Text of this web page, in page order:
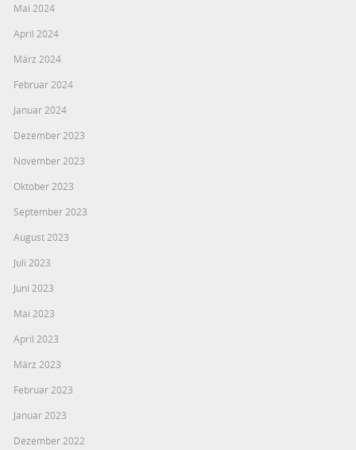
Mai 2024
April 2024
März 2024
Februar 2024
Januar 2024
Dezember 2023
November 2023
Oktober 2023
September 2023
August 2023
Juli 2023
Juni 2023
Mai 2023
April 2023
März 2023
Februar 2023
Januar 2023
Dezember 2022